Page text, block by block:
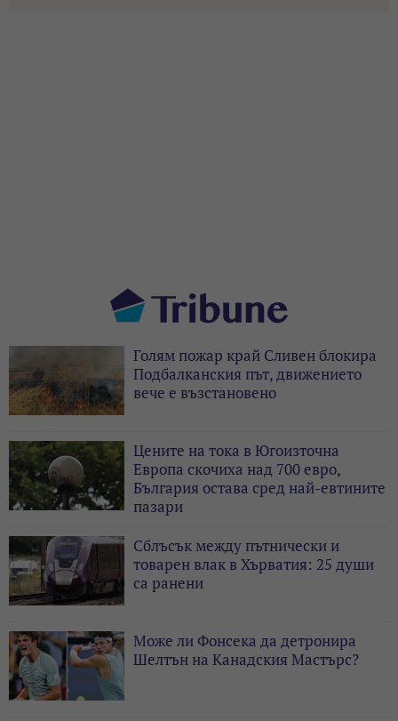
Голям пожар край Сливен блокира
Подбалканския път, движението
вече е възстановено
Цените на тока в Югоизточна
Европа скочиха над 700 евро,
България остава сред най-евтините
пазари
Сблъсък между пътнически и
товарен влак в Хърватия: 25 души
са ранени
Може ли Фонсека да детронира
Шелтън на Канадския Мастърс?